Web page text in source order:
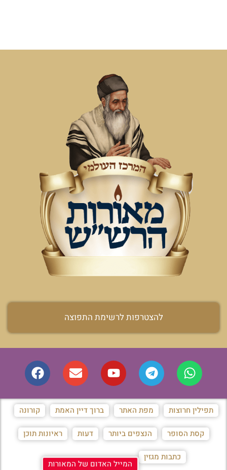
להצטרפות לרשימת התפוצה
תפילין חרוצות מפת האתר ברוך דיין האמת קורונה
קסת הסופר הנצפים ביותר דעות ראיונות תוכן
כתבות מגזין
המייל האדום של המאורות